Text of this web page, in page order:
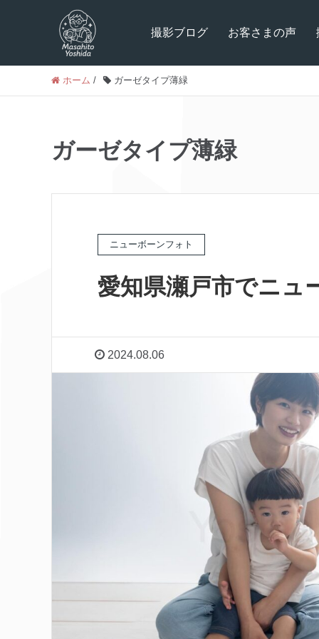
撮影ブログ お客さまの声
ホーム / ガーゼタイプ薄緑
ガーゼタイプ薄緑
ニューボーンフォト
愛知県瀬戸市でニュ
2024.08.06